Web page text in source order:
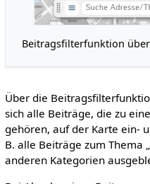
Beitragsfilterfunktion
Über die
sich alle Beiträge, die zu
gehören, auf der Karte ein-
B. alle Beiträge zum Thema
anderen Kategorien